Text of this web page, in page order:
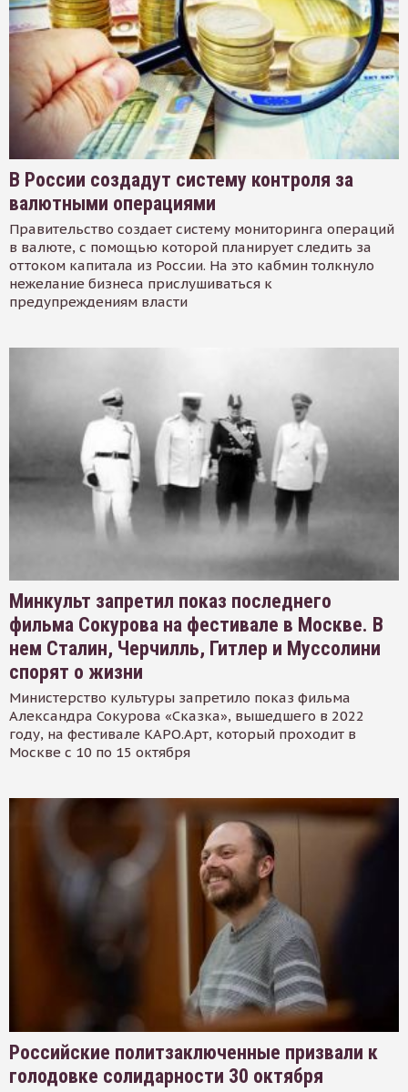
В России создадут систему контроля за
валютными операциями
Правительство создает систему мониторинга операций
в валюте, с помощью которой планирует следить за
оттоком капитала из России. На это кабмин толкнуло
нежелание бизнеса прислушиваться к
предупреждениям власти
Минкульт запретил показ последнего
фильма Сокурова на фестивале в Москве. В
нем Сталин, Черчилль, Гитлер и Муссолини
спорят о жизни
Министерство культуры запретило показ фильма
Александра Сокурова «Сказка», вышедшего в 2022
году, на фестивале КАРО.Арт, который проходит в
Москве с 10 по 15 октября
Российские политзаключенные призвали к
голодовке солидарности 30 октября